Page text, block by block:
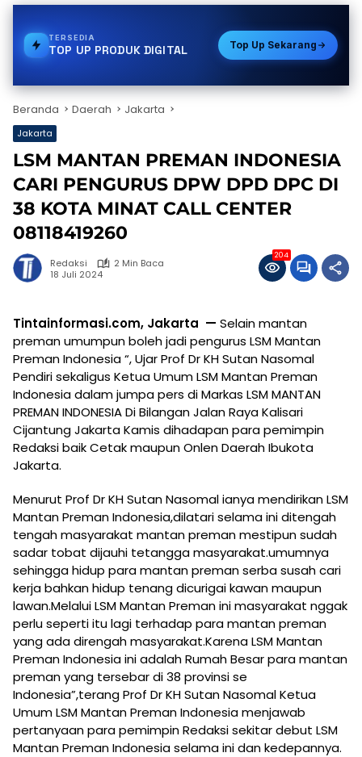
TERSEDIA
TOP UP PRODUK DIGITAL Top Up Sekarang
Beranda Daerah Jakarta
Jakarta
LSM MANTAN PREMAN INDONESIA
CARI PENGURUS DPW DPD DPC DI
38 KOTA MINAT CALL CENTER
08118419260
Redaksi
2 Min Baca
18 Juli 2024
204
Tintainformasi.com, Jakarta — Selain mantan
preman umumpun boleh jadi pengurus LSM Mantan
Preman Indonesia “, Ujar Prof Dr KH Sutan Nasomal
Pendiri sekaligus Ketua Umum LSM Mantan Preman
Indonesia dalam jumpa pers di Markas LSM MANTAN
PREMAN INDONESIA Di Bilangan Jalan Raya Kalisari
Cijantung Jakarta Kamis dihadapan para pemimpin
Redaksi baik Cetak maupun Onlen Daerah Ibukota
Jakarta.
Menurut Prof Dr KH Sutan Nasomal ianya mendirikan LSM
Mantan Preman Indonesia,dilatari selama ini ditengah
tengah masyarakat mantan preman mestipun sudah
sadar tobat dijauhi tetangga masyarakat.umumnya
sehingga hidup para mantan preman serba susah cari
kerja bahkan hidup tenang dicurigai kawan maupun
lawan.Melalui LSM Mantan Preman ini masyarakat nggak
perlu seperti itu lagi terhadap para mantan preman
yang ada direngah masyarakat.Karena LSM Mantan
Preman Indonesia ini adalah Rumah Besar para mantan
preman yang tersebar di 38 provinsi se
Indonesia”,terang Prof Dr KH Sutan Nasomal Ketua
Umum LSM Mantan Preman Indonesia menjawab
pertanyaan para pemimpin Redaksi sekitar debut LSM
Mantan Preman Indonesia selama ini dan kedepannya.